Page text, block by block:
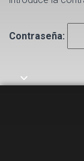
Contraseña: